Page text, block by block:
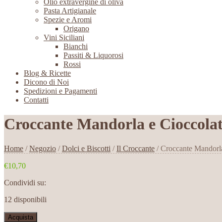
Olio extravergine di oliva
Pasta Artigianale
Spezie e Aromi
Origano
Vini Siciliani
Bianchi
Passiti & Liquorosi
Rossi
Blog & Ricette
Dicono di Noi
Spedizioni e Pagamenti
Contatti
Croccante Mandorla e
Home /Negozio /Dolci e Biscotti /Il Croccante / Croccante
€10,70
Condividi su:
12 disponibili
Acquista